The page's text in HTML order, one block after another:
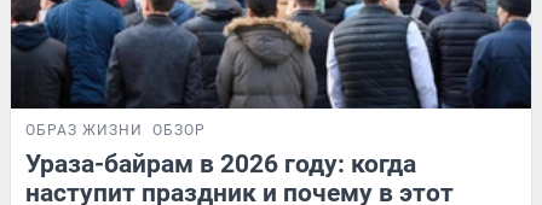
ОБРАЗ ЖИЗНИ ОБЗОР
Ураза-байрам в 2026 году: когда
наступит праздник и почему в этот